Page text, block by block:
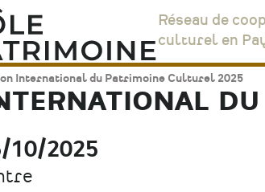
Réseau de
culturel en
International du Patrimoine Culturel 2025
10/2025